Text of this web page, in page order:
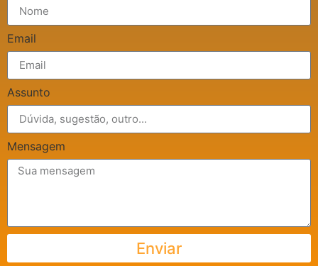
Email
Assunto
Mensagem
Enviar